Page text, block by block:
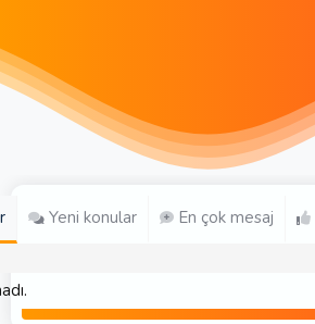
Yeni konular En çok mesaj